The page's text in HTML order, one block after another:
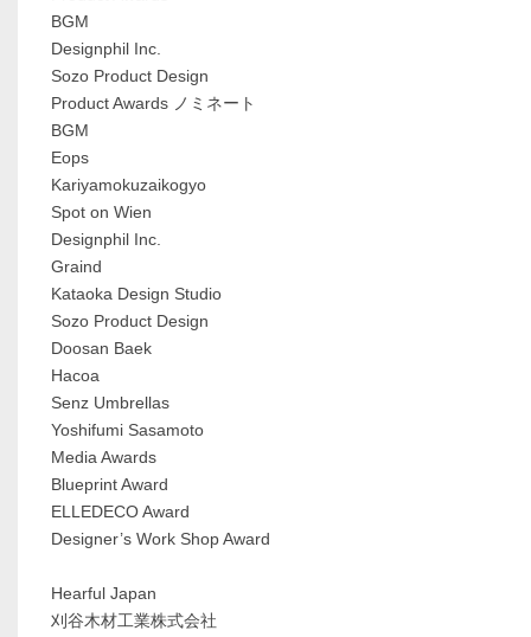
BGM
Designphil Inc.
Sozo Product Design
Product Awards ノミネート
BGM
Eops
Kariyamokuzaikogyo
Spot on Wien
Designphil Inc.
Graind
Kataoka Design Studio
Sozo Product Design
Doosan Baek
Hacoa
Senz Umbrellas
Yoshifumi Sasamoto
Media Awards
Blueprint Award
ELLEDECO Award
Designer’s Work Shop Award
Hearful Japan
刈谷木材工業株式会社